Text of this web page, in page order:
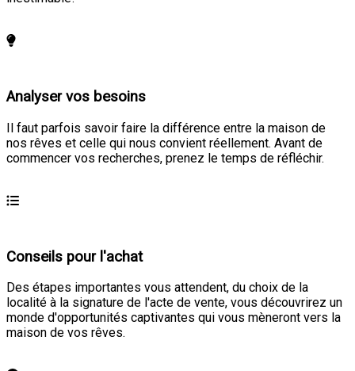
Analyser vos besoins
Il faut parfois savoir faire la différence entre la maison de
nos rêves et celle qui nous convient réellement. Avant de
commencer vos recherches, prenez le temps de réfléchir.
Conseils pour l'achat
Des étapes importantes vous attendent, du choix de la
localité à la signature de l'acte de vente, vous découvrirez un
monde d'opportunités captivantes qui vous mèneront vers la
maison de vos rêves.